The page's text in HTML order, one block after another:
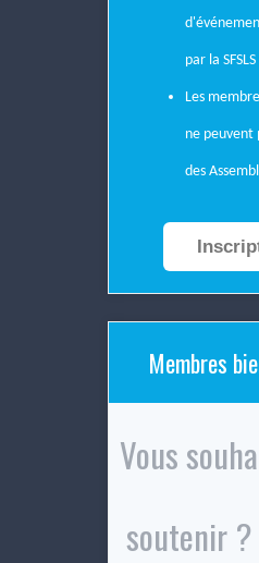
par la SFSLS
Les
ne peuvent
des
Membres
Vous
soutenir ?